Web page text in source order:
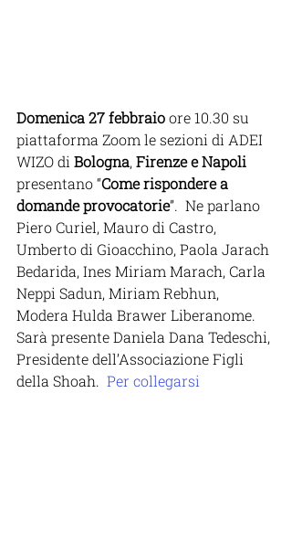
Domenica 27 febbraio ore 10.30 su
piattaforma Zoom le sezioni di ADEI
WIZO di Bologna, Firenze e Napoli
presentano “Come rispondere a
domande provocatorie”.  Ne parlano
Piero Curiel, Mauro di Castro,
Umberto di Gioacchino, Paola Jarach
Bedarida, Ines Miriam Marach, Carla
Neppi Sadun, Miriam Rebhun,
Modera Hulda Brawer Liberanome.
Sarà presente Daniela Dana Tedeschi,
Presidente dell’Associazione Figli
della Shoah. Per collegarsi